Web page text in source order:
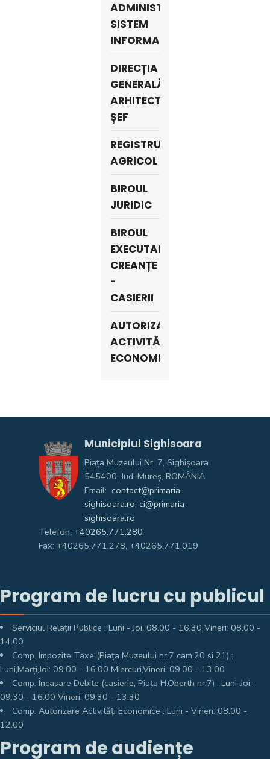
ADMINISTRARE
SISTEM
INFORMATIC
DIRECȚIA
GENERALĂ
ARHITECT
ȘEF
REGISTRU
AGRICOL
BIROUL
JURIDIC
BIROUL
EXECUTARE
CREANȚE
-
CASIERII
AUTORIZARE
ACTIVITĂȚI
ECONOMICE
Municipiul Sighisoara
Piața Muzeului Nr. 7, Sighişoara
545400, Jud. Mureş, ROMÂNIA
Email: contact@primaria-
sighisoara.ro; ci@primaria-
sighisoara.ro
Telefon: +40265.771.280
Fax: +40265.771.278, +40265.771.019
Program de lucru cu publicul
Serviciul Relații Publice : Luni - Joi: 08.00 - 16.30 Vineri: 08.00 -
14.00
Comp. Impozite Taxe (Piața Muzeului nr.7 cam.20 si 21) :
Luni,Marți,Joi: 09.00 - 16.00 Miercuri,Vineri: 09.00 - 13.00
Comp. Încasare Debite (casierie, Piața H.Oberth nr.7) : Luni-Joi:
09.30 - 16.00 Vineri: 09.30 - 13.30
Comp. Autorizare Activități Economice : Luni - Vineri: 08.00 -
12.00
Program de audiențe